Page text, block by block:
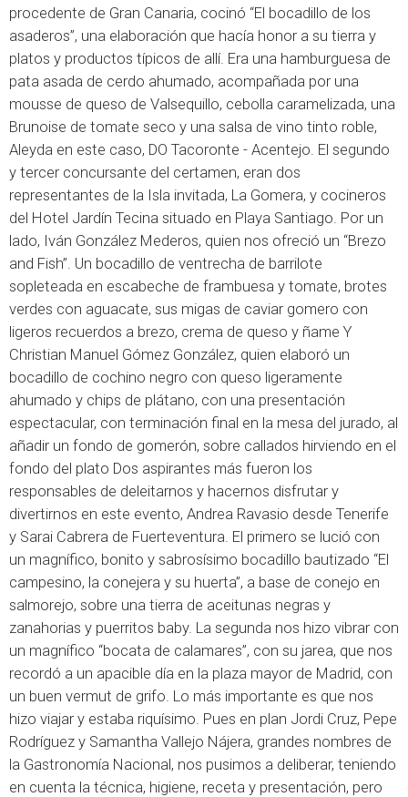
procedente de Gran Canaria, cocinó “El bocadillo de los
asaderos”, una elaboración que hacía honor a su tierra y
platos y productos típicos de allí. Era una hamburguesa de
pata asada de cerdo ahumado, acompañada por una
mousse de queso de Valsequillo, cebolla caramelizada, una
Brunoise de tomate seco y una salsa de vino tinto roble,
Aleyda en este caso, DO Tacoronte - Acentejo. El segundo
y tercer concursante del certamen, eran dos
representantes de la Isla invitada, La Gomera, y cocineros
del Hotel Jardín Tecina situado en Playa Santiago. Por un
lado, Iván González Mederos, quien nos ofreció un “Brezo
and Fish”. Un bocadillo de ventrecha de barrilote
sopleteada en escabeche de frambuesa y tomate, brotes
verdes con aguacate, sus migas de caviar gomero con
ligeros recuerdos a brezo, crema de queso y ñame Y
Christian Manuel Gómez González, quien elaboró un
bocadillo de cochino negro con queso ligeramente
ahumado y chips de plátano, con una presentación
espectacular, con terminación final en la mesa del jurado, al
añadir un fondo de gomerón, sobre callados hirviendo en el
fondo del plato Dos aspirantes más fueron los
responsables de deleitarnos y hacernos disfrutar y
divertirnos en este evento, Andrea Ravasio desde Tenerife
y Sarai Cabrera de Fuerteventura. El primero se lució con
un magnífico, bonito y sabrosísimo bocadillo bautizado “El
campesino, la conejera y su huerta”, a base de conejo en
salmorejo, sobre una tierra de aceitunas negras y
zanahorias y puerritos baby. La segunda nos hizo vibrar con
un magnífico “bocata de calamares”, con su jarea, que nos
recordó a un apacible día en la plaza mayor de Madrid, con
un buen vermut de grifo. Lo más importante es que nos
hizo viajar y estaba riquísimo. Pues en plan Jordi Cruz, Pepe
Rodríguez y Samantha Vallejo Nájera, grandes nombres de
la Gastronomía Nacional, nos pusimos a deliberar, teniendo
en cuenta la técnica, higiene, receta y presentación, pero